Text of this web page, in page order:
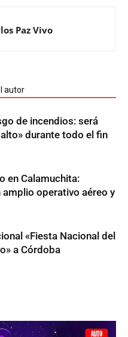
Paz Vivo
autor
de incendios: será
durante todo el fin
en Calamuchita:
amplio operativo aéreo y
«Fiesta Nacional del
a Córdoba